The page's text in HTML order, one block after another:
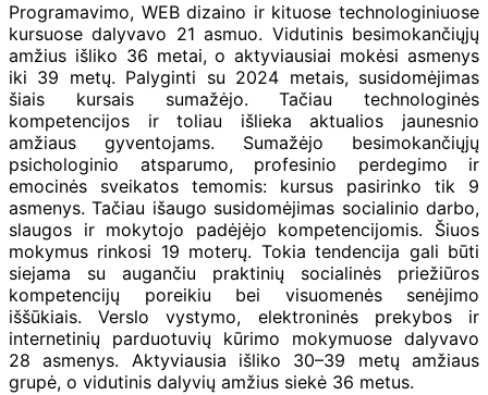
Programavimo, WEB dizaino ir kituose technologiniuose
kursuose dalyvavo 21 asmuo. Vidutinis besimokančiųjų
amžius išliko 36 metai, o aktyviausiai mokėsi asmenys
iki 39 metų. Palyginti su 2024 metais, susidomėjimas
šiais kursais sumažėjo. Tačiau technologinės
kompetencijos ir toliau išlieka aktualios jaunesnio
amžiaus gyventojams. Sumažėjo besimokančiųjų
psichologinio atsparumo, profesinio perdegimo ir
emocinės sveikatos temomis: kursus pasirinko tik 9
asmenys. Tačiau išaugo susidomėjimas socialinio darbo,
slaugos ir mokytojo padėjėjo kompetencijomis. Šiuos
mokymus rinkosi 19 moterų. Tokia tendencija gali būti
siejama su augančiu praktinių socialinės priežiūros
kompetencijų poreikiu bei visuomenės senėjimo
iššūkiais. Verslo vystymo, elektroninės prekybos ir
internetinių parduotuvių kūrimo mokymuose dalyvavo
28 asmenys. Aktyviausia išliko 30–39 metų amžiaus
grupė, o vidutinis dalyvių amžius siekė 36 metus.